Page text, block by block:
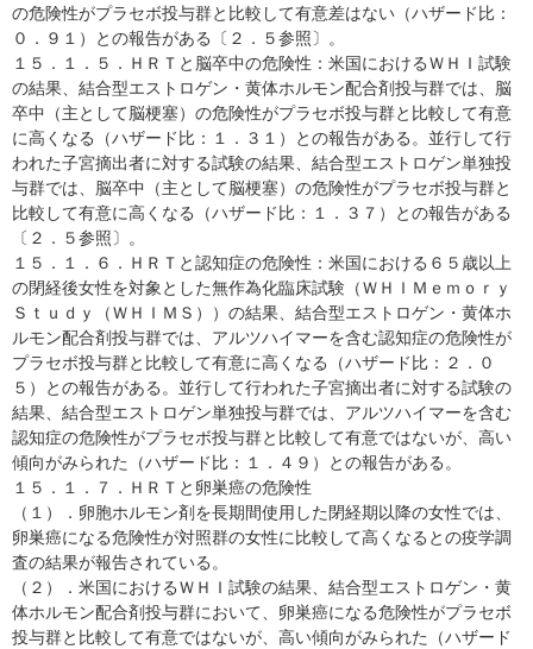
の危険性がプラセボ投与群と比較して有意差はない（ハザード比：
０．９１）との報告がある〔２．５参照〕。
１５．１．５．ＨＲＴと脳卒中の危険性：米国におけるＷＨＩ試験
の結果、結合型エストロゲン・黄体ホルモン配合剤投与群では、脳
卒中（主として脳梗塞）の危険性がプラセボ投与群と比較して有意
に高くなる（ハザード比：１．３１）との報告がある。並行して行
われた子宮摘出者に対する試験の結果、結合型エストロゲン単独投
与群では、脳卒中（主として脳梗塞）の危険性がプラセボ投与群と
比較して有意に高くなる（ハザード比：１．３７）との報告がある
〔２．５参照〕。
１５．１．６．ＨＲＴと認知症の危険性：米国における６５歳以上
の閉経後女性を対象とした無作為化臨床試験（ＷＨＩＭｅｍｏｒｙ
Ｓｔｕｄｙ（ＷＨＩＭＳ））の結果、結合型エストロゲン・黄体ホ
ルモン配合剤投与群では、アルツハイマーを含む認知症の危険性が
プラセボ投与群と比較して有意に高くなる（ハザード比：２．０
５）との報告がある。並行して行われた子宮摘出者に対する試験の
結果、結合型エストロゲン単独投与群では、アルツハイマーを含む
認知症の危険性がプラセボ投与群と比較して有意ではないが、高い
傾向がみられた（ハザード比：１．４９）との報告がある。
１５．１．７．ＨＲＴと卵巣癌の危険性
（１）．卵胞ホルモン剤を長期間使用した閉経期以降の女性では、
卵巣癌になる危険性が対照群の女性に比較して高くなるとの疫学調
査の結果が報告されている。
（２）．米国におけるＷＨＩ試験の結果、結合型エストロゲン・黄
体ホルモン配合剤投与群において、卵巣癌になる危険性がプラセボ
投与群と比較して有意ではないが、高い傾向がみられた（ハザード